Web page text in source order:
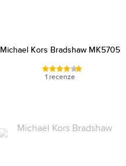
Michael Kors Bradshaw MK5705
1 recenze